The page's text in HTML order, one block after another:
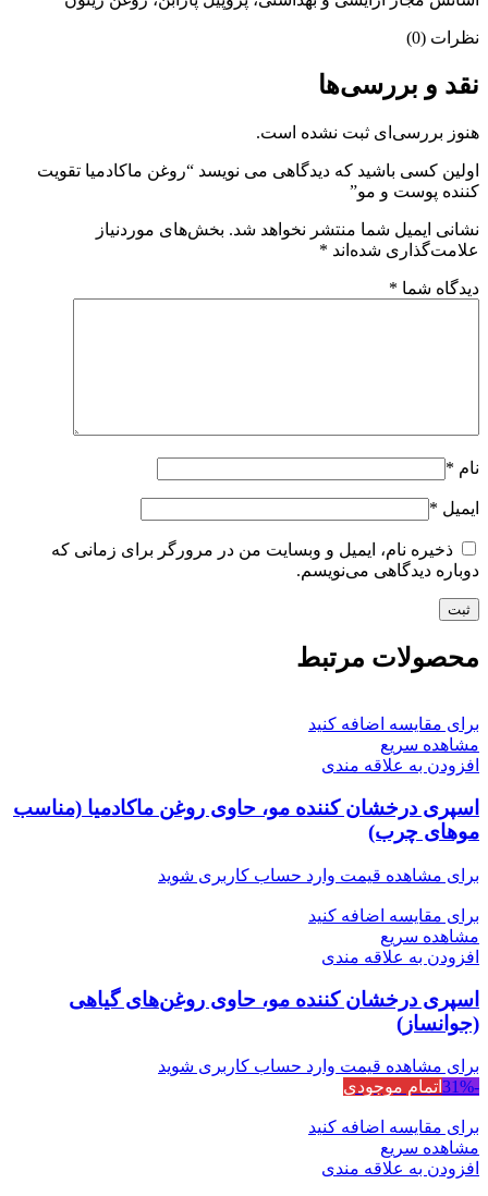
نظرات (0)
نقد و بررسی‌ها
هنوز بررسی‌ای ثبت نشده است.
اولین کسی باشید که دیدگاهی می نویسد “روغن ماکادمیا تقویت
کننده پوست و مو”
نشانی ایمیل شما منتشر نخواهد شد. بخش‌های موردنیاز
علامت‌گذاری شده‌اند *
دیدگاه شما *
نام *
ایمیل *
ذخیره نام، ایمیل و وبسایت من در مرورگر برای زمانی که
دوباره دیدگاهی می‌نویسم.
محصولات مرتبط
برای مقایسه اضافه کنید
مشاهده سریع
افزودن به علاقه مندی
اسپری درخشان کننده مو، حاوی روغن ماکادمیا (مناسب
موهای چرب)
برای مشاهده قیمت وارد حساب کاربری شوید
برای مقایسه اضافه کنید
مشاهده سریع
افزودن به علاقه مندی
اسپری درخشان کننده مو، حاوی روغن‌های گیاهی
(جوانساز)
برای مشاهده قیمت وارد حساب کاربری شوید
-31%
اتمام موجودی
برای مقایسه اضافه کنید
مشاهده سریع
افزودن به علاقه مندی